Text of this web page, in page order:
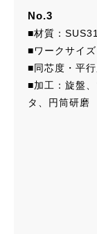
No.3
■材質：
■ワークサイズ
■同芯度・平
■加工：旋盤
タ、円筒研磨